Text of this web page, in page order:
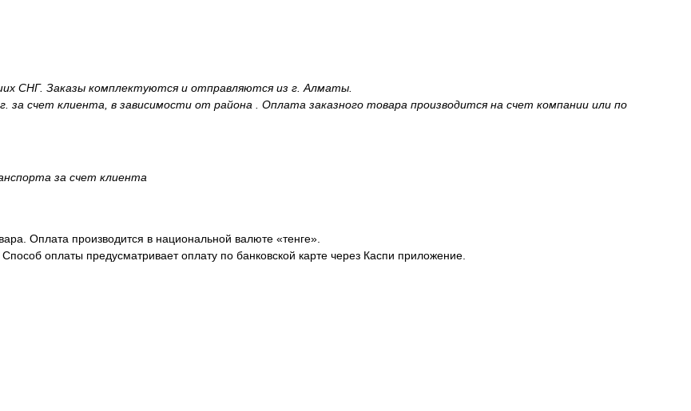
СНГ. Заказы комплектуются и отправляются из г. Алматы.
счет клиента, в зависимости от района . Оплата заказного товара производится на счет компании или по
за счет клиента
Оплата производится в национальной валюте «тенге».
оплаты предусматривает оплату по банковской карте через Каспи приложение.